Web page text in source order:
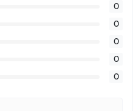
0
0
0
0
0